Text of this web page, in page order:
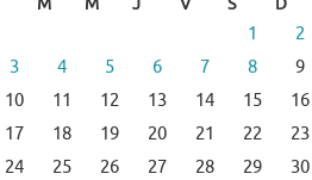
1
2
3
4 5 6 7 8
9
10
11 12 13 14 15
16
17
18 19 20 21 22
23
24
25 26 27 28 29
30